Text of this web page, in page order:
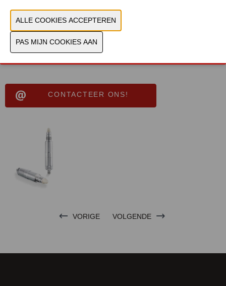
omstandigheden wordt vereenvoudigd door het geavanceerde
afdichtingsconcept.
Document
CONTACTEER ONS!
VORIGE VOLGENDE